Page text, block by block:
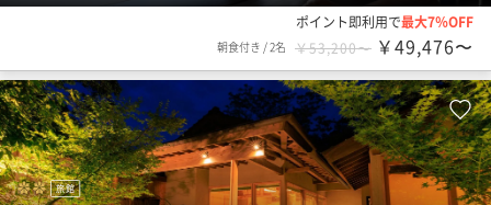
ポイント即利用で最大7％OFF
朝食付き /2名 ￥53,200〜 ￥49,476〜
旅館